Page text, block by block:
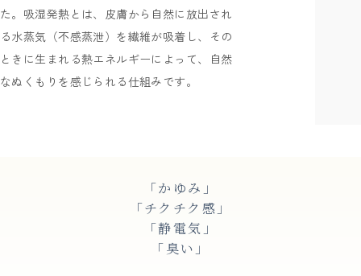
た。吸湿発熱とは、皮膚から自然に放出され
る水蒸気（不感蒸泄）を繊維が吸着し、その
ときに生まれる熱エネルギーによって、自然
なぬくもりを感じられる仕組みです。
「かゆみ」
「チクチク感」
「静電気」
「臭い」